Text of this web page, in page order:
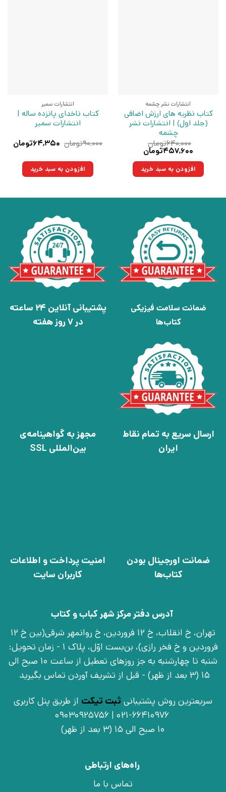
انتشارات نشر چشمه
کتاب نظریه های ارزش اضافی
(جلد اول) | انتشارات نشر
چشمه
۶۴۰,۰۰۰تومان
قیمت
۶۴۰,۰۰۰تومان
بود.
۴۵۷,۶۰۰تومان
۴۵۷,۶۰۰تومان.افزودن به سبد خرید
انتشارات سمیر
کتاب ناخدای پانزده ساله |
انتشارات سمیر
۹۰,۰۰۰تومان قیمت
بود.
۶۴,۳۵۰تومان
افزودن به سبد خرید
ضمانت سلامت فیزیکی
کتاب‌ها
پشتیبانی آنلاین 24 ساعته
در 7 روز هفته
ارسال سریع به تمام نقاط
ایران
مجهز به گواهینامه‌ی
بین‌المللی SSL
ضمانت اورجینال بودن
کتاب‌ها
امنیت پرداخت و اطلاعات
کاربران سایت
آدرس دفتر مرکز شهر کباب و کتاب
تهران، خ انقلاب، خ 12 فروردین، خ روانمهر شرقی(بین خ 12
فروردین و خ فخر رازی)، بن‌بست اوّل، پلاک 1 - زمان تحویل:
شنبه تا چهارشنبه به جز روزهای تعطیل از ساعت 10 صبح الی
15 (3 بعد از ظهر) - قبل از تشریف آوردن تماس بگیرید
سریعترین روش پشتیبانی ثبت تیکت از طریق پنل کاربری
021-66410976 | 09030925756
10 صبح الی 15 (3 بعد از ظهر)
راه‌های ارتباطی
تماس با ما